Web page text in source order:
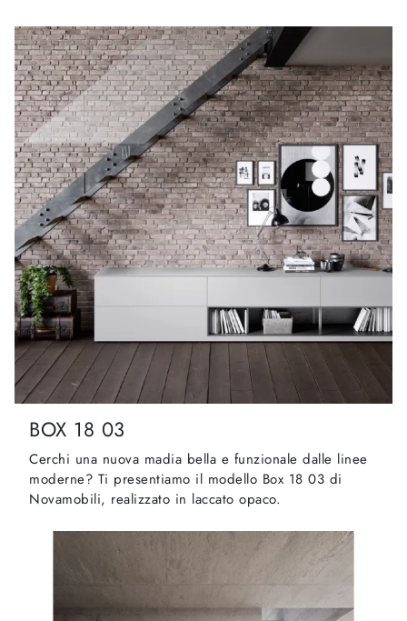
BOX 18 03
Cerchi una nuova madia bella e funzionale dalle linee
moderne? Ti presentiamo il modello Box 18 03 di
Novamobili, realizzato in laccato opaco.